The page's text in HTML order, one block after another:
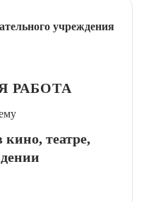
учреждения
РАБОТА
театре,